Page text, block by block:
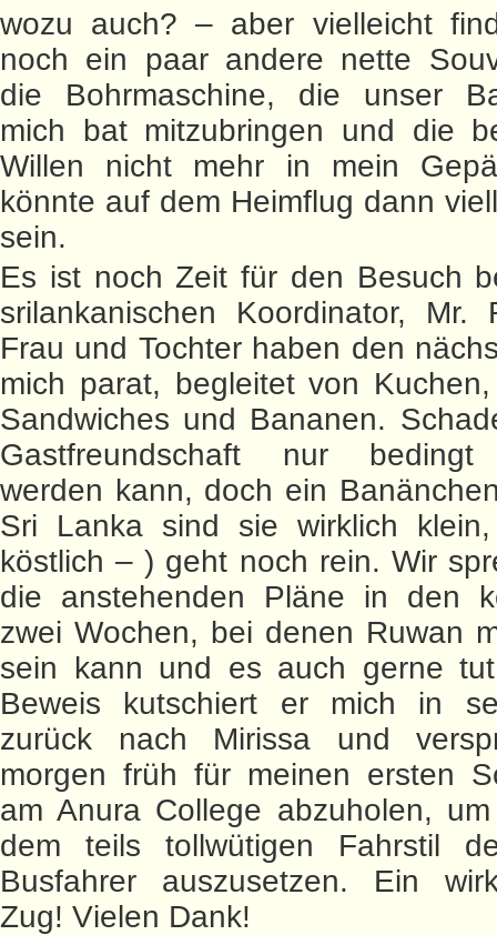
wozu auch? – aber vielleicht
noch ein paar andere nette
die Bohrmaschine, die unser
mich bat mitzubringen und die
Willen nicht mehr in mein
könnte auf dem Heimflug dann
sein.
Es ist noch Zeit für den Besuch
srilankanischen Koordinator, Mr.
Frau und Tochter haben den
mich parat, begleitet von
Sandwiches und Bananen.
Gastfreundschaft nur bedingt
werden kann, doch ein
Sri Lanka sind sie wirklich
köstlich – ) geht noch rein. Wir
die anstehenden Pläne in den
zwei Wochen, bei denen Ruwan
sein kann und es auch gerne
Beweis kutschiert er mich in
zurück nach Mirissa und
morgen früh für meinen ersten
am Anura College abzuholen,
dem teils tollwütigen Fahrstil
Busfahrer auszusetzen. Ein
Zug! Vielen Dank!